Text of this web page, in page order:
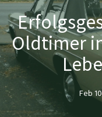
Oldtimer
Feb